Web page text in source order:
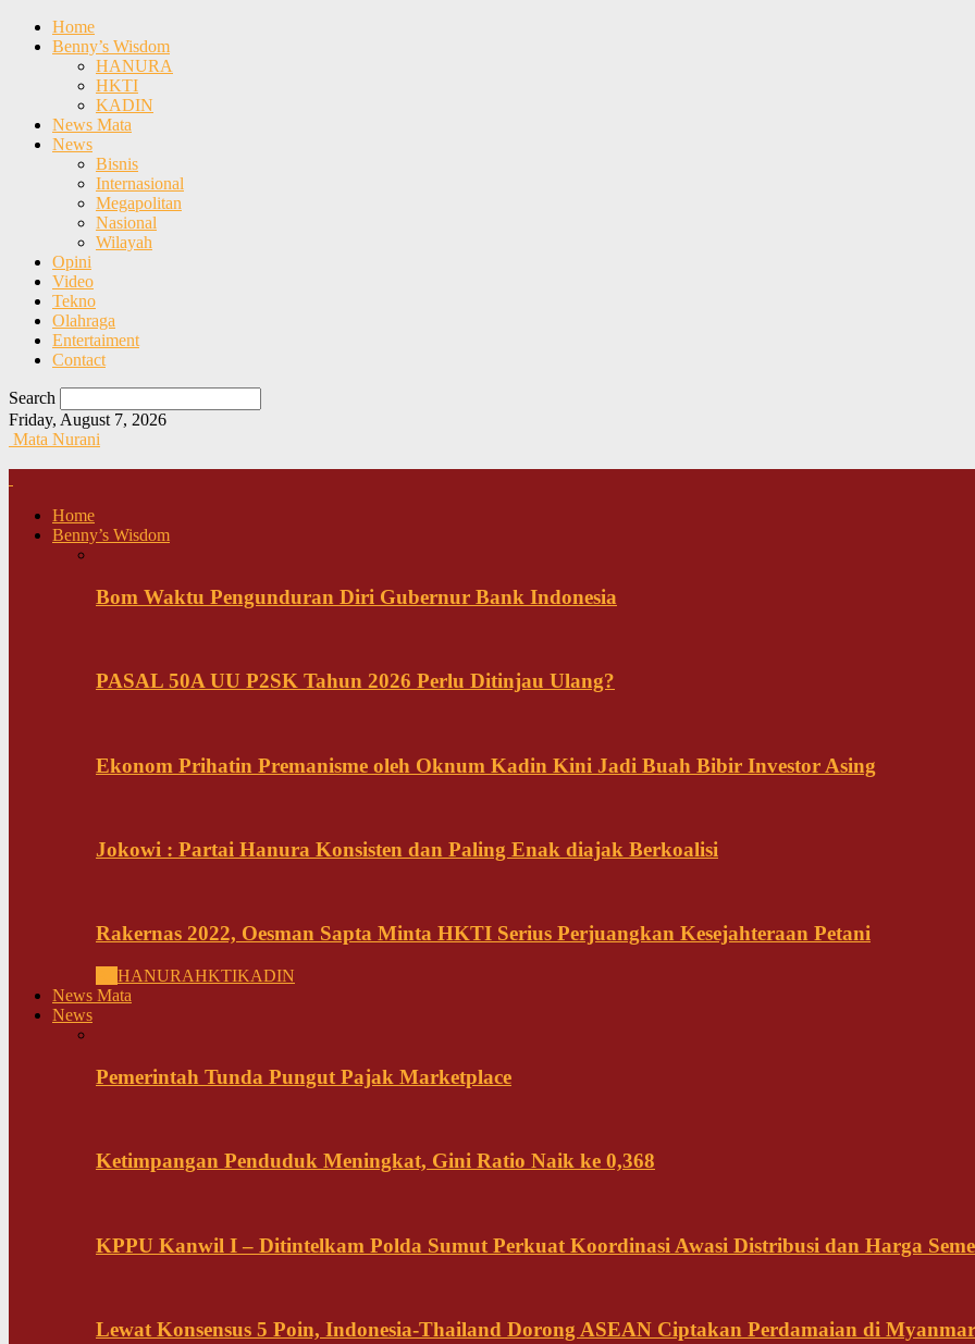
Home
Benny’s Wisdom
HANURA
HKTI
KADIN
News Mata
News
Bisnis
Internasional
Megapolitan
Nasional
Wilayah
Opini
Video
Tekno
Olahraga
Entertaiment
Contact
Search
Friday, August 7, 2026
Mata Nurani
Home
Benny’s Wisdom
Bom Waktu Pengunduran Diri Gubernur Bank Indonesia
PASAL 50A UU P2SK Tahun 2026 Perlu Ditinjau Ulang?
Ekonom Prihatin Premanisme oleh Oknum Kadin Kini Jadi Buah Bibir Investor Asing
Jokowi : Partai Hanura Konsisten dan Paling Enak diajak Berkoalisi
Rakernas 2022, Oesman Sapta Minta HKTI Serius Perjuangkan Kesejahteraan Petani
HANURAHKTIKADIN
News Mata
News
Pemerintah Tunda Pungut Pajak Marketplace
Ketimpangan Penduduk Meningkat, Gini Ratio Naik ke 0,368
KPPU Kanwil I – Ditintelkam Polda Sumut Perkuat Koordinasi Awasi Distribusi dan Harga
Lewat Konsensus 5 Poin, Indonesia-Thailand Dorong ASEAN Ciptakan Perdamaian di Myanmar